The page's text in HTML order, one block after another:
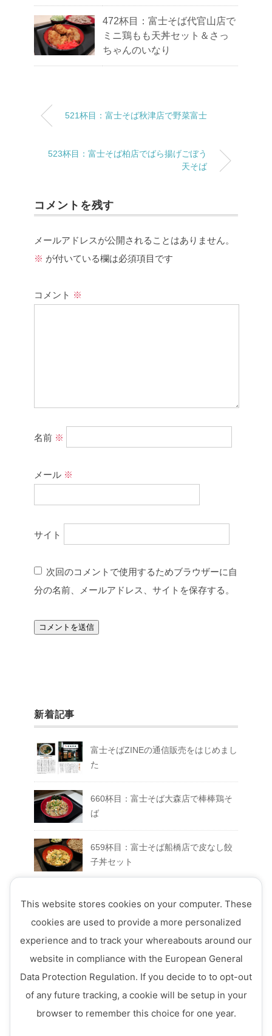
472杯目：富士そば代官山店で
ミニ鶏もも天丼セット＆さっ
ちゃんのいなり
521杯目：富士そば秋津店で野菜富士
523杯目：富士そば柏店でばら揚げごぼう
天そば
コメントを残す
メールアドレスが公開されることはありません。
※ が付いている欄は必須項目です
コメント ※
名前 ※
メール ※
サイト
次回のコメントで使用するためブラウザーに自
分の名前、メールアドレス、サイトを保存する。
新着記事
富士そばZINEの通信販売をはじめまし
た
660杯目：富士そば大森店で棒棒鶏そ
ば
659杯目：富士そば船橋店で皮なし餃
子丼セット
店でFUJIYAMAセット
657杯目：富士そば西荻窪店で真夏の
ミートソースそば
656杯目：富士そば ７月のフェアメニ
ュー「ミニ四川風かき揚げ丼セット」
This website stores cookies on your computer. These
cookies are used to provide a more personalized
experience and to track your whereabouts around our
website in compliance with the European General
Data Protection Regulation. If you decide to to opt-out
of any future tracking, a cookie will be setup in your
browser to remember this choice for one year.